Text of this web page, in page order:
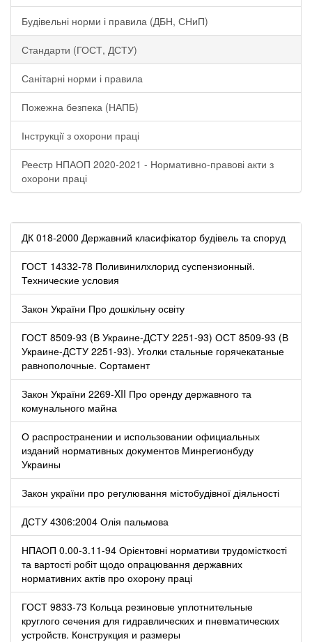
Будівельні норми і правила (ДБН, СНиП)
Стандарти (ГОСТ, ДСТУ)
Санітарні норми і правила
Пожежна безпека (НАПБ)
Інструкції з охорони праці
Реестр НПАОП 2020-2021 - Нормативно-правові акти з
охорони праці
ДК 018-2000 Державний класифікатор будівель та споруд
ГОСТ 14332-78 Поливинилхлорид суспензионный.
Технические условия
Закон України Про дошкільну освіту
ГОСТ 8509-93 (В Украине-ДСТУ 2251-93) ОСТ 8509-93 (В
Украине-ДСТУ 2251-93). Уголки стальные горячекатаные
равнополочные. Сортамент
Закон України 2269-XII Про оренду державного та
комунального майна
О распространении и использовании официальных
изданий нормативных документов Минрегионбуду
Украины
Закон україни про регулювання містобудівної діяльності
ДСТУ 4306:2004 Олія пальмова
НПАОП 0.00-3.11-94 Орієнтовні нормативи трудомісткості
та вартості робіт щодо опрацювання державних
нормативних актів про охорону праці
ГОСТ 9833-73 Кольца резиновые уплотнительные
круглого сечения для гидравлических и пневматических
устройств. Конструкция и размеры